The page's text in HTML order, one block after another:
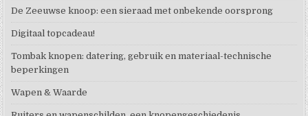
De Zeeuwse knoop: een sieraad met onbekende oorsprong
Digitaal topcadeau!
Tombak knopen: datering, gebruik en materiaal-technische
beperkingen
Wapen & Waarde